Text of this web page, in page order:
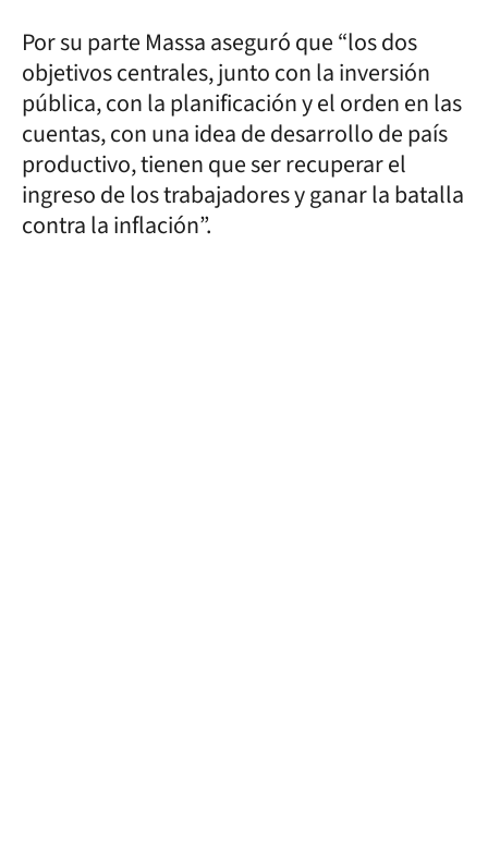
Por su parte Massa aseguró que “los dos
objetivos centrales, junto con la inversión
pública, con la planificación y el orden en las
cuentas, con una idea de desarrollo de país
productivo, tienen que ser recuperar el
ingreso de los trabajadores y ganar la batalla
contra la inflación”.